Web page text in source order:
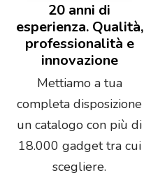
20 anni di
esperienza. Qualità,
professionalità e
innovazione
Mettiamo a tua
completa disposizione
un catalogo con più di
18.000 gadget tra cui
scegliere.